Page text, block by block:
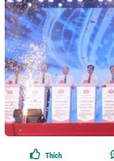
Thích